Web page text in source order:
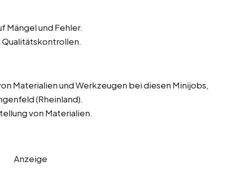
Mängel und Fehler.
Materialien und Werkzeugen bei diesen Minijobs,
(Rheinland).
von Materialien.
Anzeige